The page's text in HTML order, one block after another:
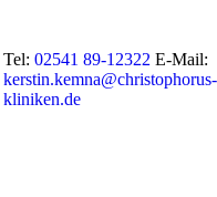
Tel: 02541 89-12322 E-Mail:
kerstin.kemna@christophorus-
kliniken.de